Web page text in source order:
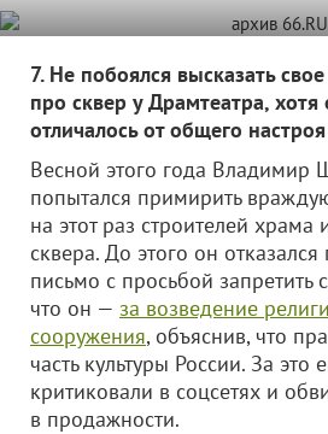
7. Не побоялся высказать
про сквер у Драмтеатра, хотя
отличалось от общего настроя
Весной этого года Владимир
попытался примирить
на этот раз строителей храма
сквера. До этого он
письмо с просьбой запретить
что он — за возведение
сооружения, объяснив, что
часть культуры России. За это
критиковали в соцсетях и
в продажности.